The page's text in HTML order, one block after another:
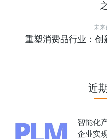
未来
重塑消费品行业：
近
智能化
企业实